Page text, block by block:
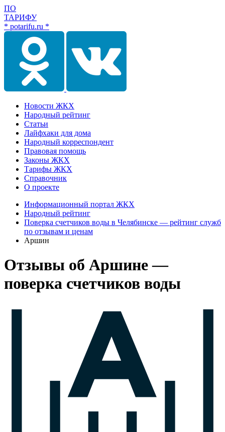
ПО
ТАРИФУ
* potarifu.ru *
Новости ЖКХ
Народный рейтинг
Статьи
Лайфхаки для дома
Народный корреспондент
Правовая помощь
Законы ЖКХ
Тарифы ЖКХ
Справочник
О проекте
Информационный портал ЖКХ
Народный рейтинг
Поверка счетчиков воды в Челябинске — рейтинг служб
по отзывам и ценам
Аршин
Отзывы об Аршине —
поверка счетчиков воды